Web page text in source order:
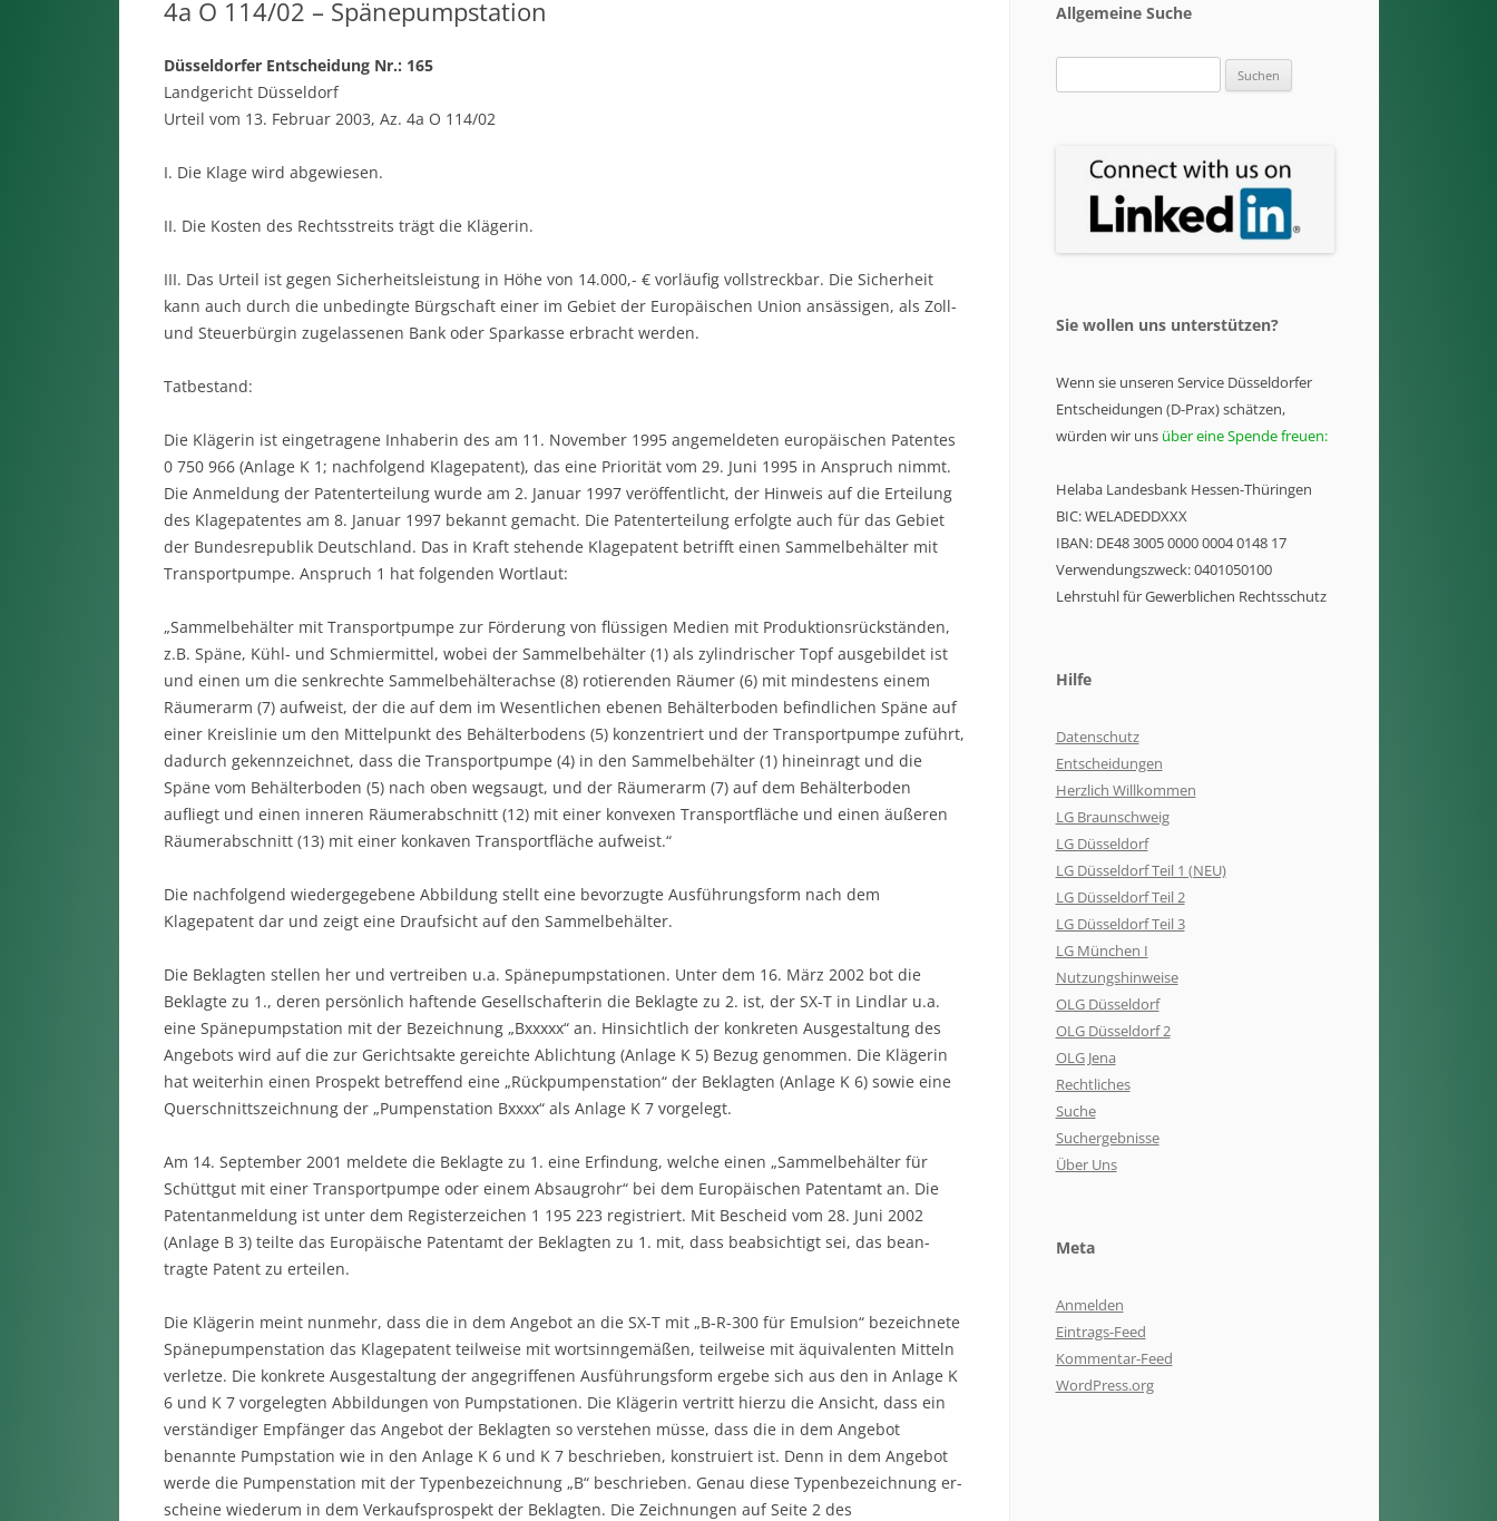
4a O 114/02 – Spä­nepumpstation
Düsseldorfer Entscheidung Nr.: 165
Landgericht Düsseldorf
Urteil vom 13. Februar 2003, Az. 4a O 114/02
I. Die Klage wird abgewiesen.
II. Die Kosten des Rechtsstreits trägt die Klägerin.
III. Das Urteil ist gegen Sicherheitsleistung in Höhe von 14.000,- € vorläufig vollstreckbar. Die Sicherheit
kann auch durch die un­bedingte Bürgschaft einer im Gebiet der Europäischen Union ansässigen, als Zoll-
und Steuerbürgin zugelassenen Bank oder Sparkasse erbracht werden.
Tatbestand:
Die Klägerin ist eingetragene Inhaberin des am 11. November 1995 ange­meldeten europäischen Patentes
0 750 966 (Anlage K 1; nachfolgend Klage­patent), das eine Priorität vom 29. Juni 1995 in Anspruch nimmt.
Die Anmel­dung der Patenterteilung wurde am 2. Januar 1997 veröffentlicht, der Hin­weis auf die Erteilung
des Klagepatentes am 8. Januar 1997 bekannt ge­macht. Die Patenterteilung erfolgte auch für das Gebiet
der Bundesrepublik Deutschland. Das in Kraft stehende Klagepatent betrifft einen Sammelbe­hälter mit
Transportpumpe. Anspruch 1 hat folgenden Wortlaut:
„Sammelbehälter mit Transportpumpe zur Förderung von flüssigen Me­dien mit Produktionsrückständen,
z.B. Späne, Kühl- und Schmier­mittel, wobei der Sammelbehälter (1) als zylindrischer Topf ausgebildet ist
und einen um die senkrechte Sammelbehälterachse (8) rotierenden Räumer (6) mit mindestens einem
Räumerarm (7) aufweist, der die auf dem im Wesentlichen ebenen Behälterboden befindlichen Späne auf
einer Kreislinie um den Mittelpunkt des Behälterbodens (5) konzentriert und der Transportpumpe zuführt,
dadurch gekennzeichnet, dass die Transport­pumpe (4) in den Sammelbehälter (1) hineinragt und die
Späne vom Behälterboden (5) nach oben wegsaugt, und der Räu­mer­arm (7) auf dem Behälterboden
aufliegt und einen inneren Räumer­ab­schnitt (12) mit einer konvexen Transportfläche und einen äußeren
Räumerabschnitt (13) mit einer konkaven Transportfläche aufweist.“
Die nachfolgend wiedergegebene Abbildung stellt eine bevorzugte Aus­führungsform nach dem
Klagepatent dar und zeigt eine Draufsicht auf den Sammelbehälter.
Die Beklagten stellen her und vertreiben u.a. Spänepumpstationen. Unter dem 16. März 2002 bot die
Beklagte zu 1., deren persönlich haftende Gesell­schafterin die Beklagte zu 2. ist, der SX-T in Lindlar u.a.
eine Spä­nepumpstation mit der Bezeichnung „Bxxxxx“ an. Hinsicht­lich der konkreten Ausgestaltung des
Angebots wird auf die zur Gerichtsakte gereichte Ablichtung (Anlage K 5) Bezug genommen. Die Klägerin
hat wei­terhin einen Prospekt betreffend eine „Rückpumpenstation“ der Beklagten (Anlage K 6) sowie eine
Querschnittszeichnung der „Pumpenstation Bxxxx“ als Anlage K 7 vorgelegt.
Am 14. September 2001 meldete die Beklagte zu 1. eine Erfindung, welche einen „Sammelbehälter für
Schüttgut mit einer Transportpumpe oder einem Absaugrohr“ bei dem Europäischen Pa­tentamt an. Die
Patentanmeldung ist unter dem Registerzeichen 1 195 223 registriert. Mit Bescheid vom 28. Juni 2002
(Anlage B 3) teilte das Euro­päische Patentamt der Beklagten zu 1. mit, dass beabsichtigt sei, das bean­
tragte Patent zu erteilen.
Die Klägerin meint nunmehr, dass die in dem Angebot an die SX-T mit „B-R-300 für Emulsion“ bezeichnete
Spänepumpenstation das Klagepatent teilweise mit wortsinngemäßen, teilweise mit äquivalenten Mit­teln
verletze. Die konkrete Ausgestaltung der angegriffenen Ausführungs­form ergebe sich aus den in Anlage K
6 und K 7 vorgelegten Abbildungen von Pumpstationen. Die Klägerin vertritt hierzu die Ansicht, dass ein
verständiger Empfänger das Angebot der Beklagten so verstehen müsse, dass die in dem Angebot
benannte Pumpstation wie in den Anlage K 6 und K 7 beschrieben, konstruiert ist. Denn in dem Angebot
werde die Pumpen­station mit der Ty­penbezeichnung „B“ beschrieben. Genau diese Typenbezeichnung er­
scheine wiederum in dem Verkaufsprospekt der Beklagten. Die Zeichnungen auf Seite 2 des
Allgemeine Suche
nach:
Sie wollen uns unterstützen?
Wenn sie unseren Service Düsseldorfer
Entscheidungen (D-Prax) schätzen,
würden wir uns über eine Spende freuen:
Helaba Landesbank Hessen-Thüringen
BIC: WELADEDDXXX
IBAN: DE48 3005 0000 0004 0148 17
Verwendungszweck: 0401050100
Lehrstuhl für Gewerblichen Rechtsschutz
Hilfe
Datenschutz
Entscheidungen
Herzlich Willkommen
LG Braunschweig
LG Düsseldorf
LG Düsseldorf Teil 1 (NEU)
LG Düsseldorf Teil 2
LG Düsseldorf Teil 3
LG München I
Nutzungshinweise
OLG Düsseldorf
OLG Düsseldorf 2
OLG Jena
Rechtliches
Suche
Suchergebnisse
Über Uns
Meta
Anmelden
Eintrags-Feed
Kommentar-Feed
WordPress.org